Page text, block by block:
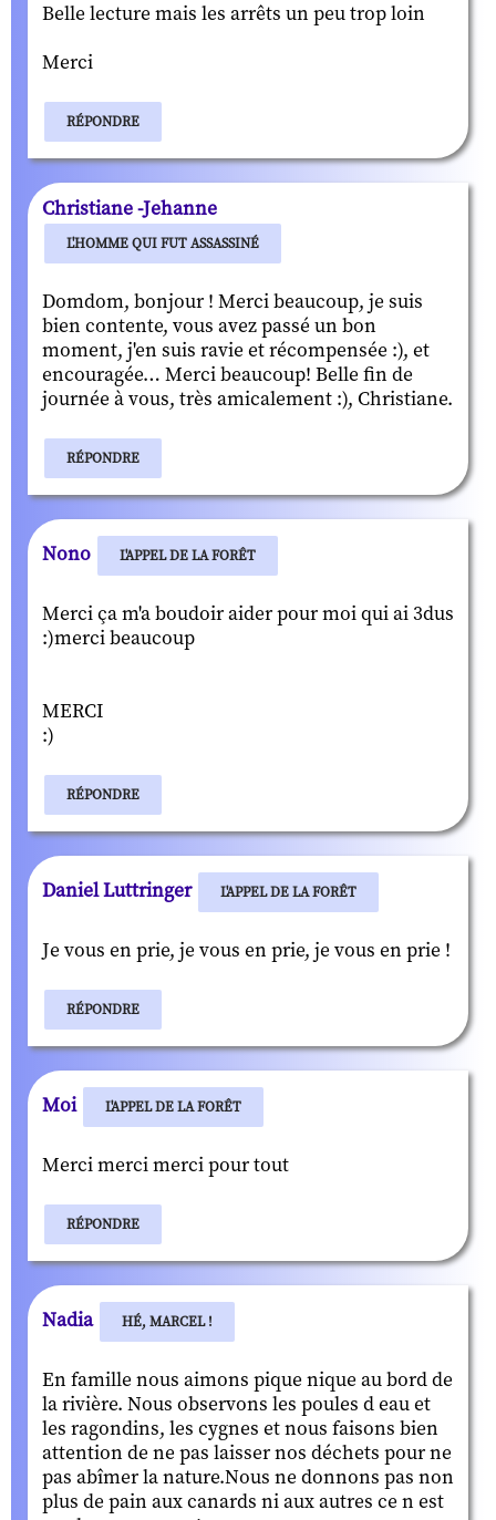
Belle lecture mais les arrêts un peu trop loin
Merci
RÉPONDRE
Christiane -Jehanne
L'HOMME QUI FUT ASSASSINÉ
Domdom, bonjour ! Merci beaucoup, je suis
bien contente, vous avez passé un bon
moment, j'en suis ravie et récompensée :), et
encouragée… Merci beaucoup! Belle fin de
journée à vous, très amicalement :), Christiane.
RÉPONDRE
Nono L'APPEL DE LA FORÊT
Merci ça m'a boudoir aider pour moi qui ai 3dus
:)merci beaucoup
MERCI
:)
RÉPONDRE
Daniel Luttringer L'APPEL DE LA FORÊT
Je vous en prie, je vous en prie, je vous en prie !
RÉPONDRE
Moi L'APPEL DE LA FORÊT
Merci merci merci pour tout
RÉPONDRE
Nadia HÉ, MARCEL !
En famille nous aimons pique nique au bord de
la rivière. Nous observons les poules d eau et
les ragondins, les cygnes et nous faisons bien
attention de ne pas laisser nos déchets pour ne
pas abîmer la nature.Nous ne donnons pas non
plus de pain aux canards ni aux autres ce n est